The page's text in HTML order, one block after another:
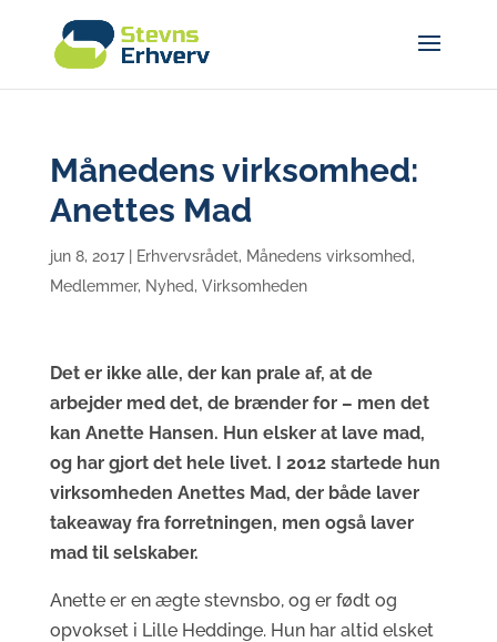
Månedens virksomhed:
Anettes Mad
jun 8, 2017| Erhvervsrådet, Månedens virksomhed,
Medlemmer, Nyhed, Virksomheden
Det er ikke alle, der kan prale af, at de
arbejder med det, de brænder for – men det
kan Anette Hansen. Hun elsker at lave mad,
og har gjort det hele livet. I 2012 startede hun
virksomheden Anettes Mad, der både laver
takeaway fra forretningen, men også laver
mad til selskaber.
Anette er en ægte stevnsbo, og er født og
opvokset i Lille Heddinge. Hun har altid elsket